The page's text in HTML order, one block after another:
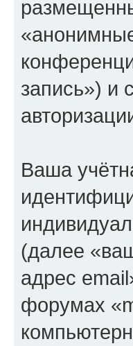
запись») и
Ваша
(далее
адрес
форумах